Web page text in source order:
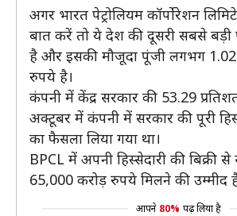
अगर भारत पेट्रोलियम कॉर्पोरेशन
बात करें तो ये देश की दूसरी सबसे बड़ी
है और इसकी मौजूदा पूंजी लगभग
रुपये है।
कंपनी में केंद्र सरकार की 53.29 प्रतिशत
अक्टूबर में कंपनी में सरकार की पूरी
का फैसला लिया गया था।
BPCL में अपनी हिस्सेदारी की बिक्री
65,000 करोड़ रुपये मिलने की उम्मीद
आपने 80% पढ़ लिया है